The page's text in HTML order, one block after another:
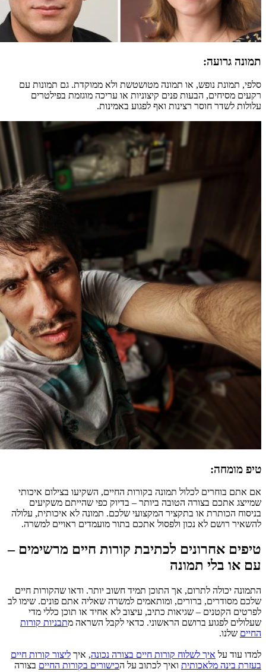
תמונה גרועה:
סלפי, תמונת נופש, או תמונה מטושטשת ולא ממוקדת. גם תמונות עם
רקעים מסיחים, הבעות פנים קיצוניות או עריכה מוגזמת בפילטרים
עלולות לשדר חוסר רצינות ואף לפגוע באמינות.
טיפ מומחה:
אם אתם בוחרים לכלול תמונה בקורות החיים, השקיעו בצילום איכותי
שמייצג אתכם בצורה הטובה ביותר – בדיוק כפי שהייתם משקיעים
בניסוח הכותרת או בתקציר המקצועי שלכם. תמונה לא איכותית, עלולה
להשאיר רושם לא נכון ולפסול אתכם בתור מועמדים ראויים למשרה.
טיפים אחרונים לכתיבת קורות חיים מרשימים –
עם או בלי תמונה
התמונה יכולה לתרום, אך התוכן תמיד חשוב יותר. ודאו שהקורות חיים
שלכם מסודרים, ברורים, ומותאמים למשרה שאליה אתם פונים. שימו לב
לפרטים הקטנים – שגיאות כתיב, עיצוב לא אחיד או תוכן כללי מדי
שעלולים לפגוע ברושם הראשוני. כדאי לקבל השראה מתבניות קורות
החיים שלנו.
למדו עוד על איך לשלוח קורות חיים בצורה נכונה, איך ליצור קורות חיים
בעזרת בינה מלאכותית ואיך לכתוב על הכישורים בקורות החיים בצורה